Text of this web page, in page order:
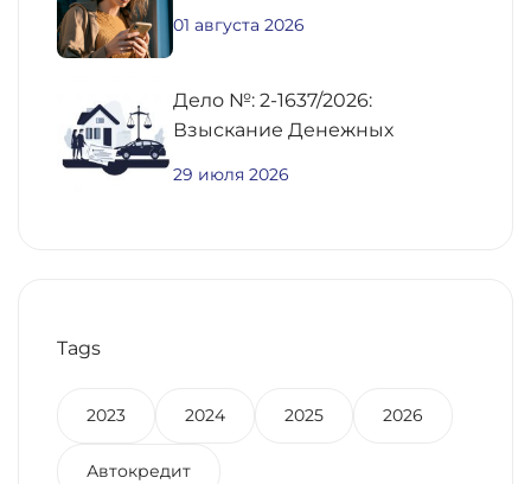
01 августа 2026
Дело №: 2-1637/2026:
Взыскание Денежных
29 июля 2026
Tags
2023 2024 2025 2026
Автокредит